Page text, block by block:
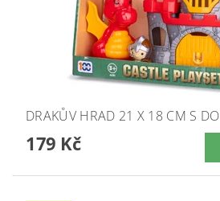
DRAKŮV HRAD 21 X 18 CM S
179 Kč